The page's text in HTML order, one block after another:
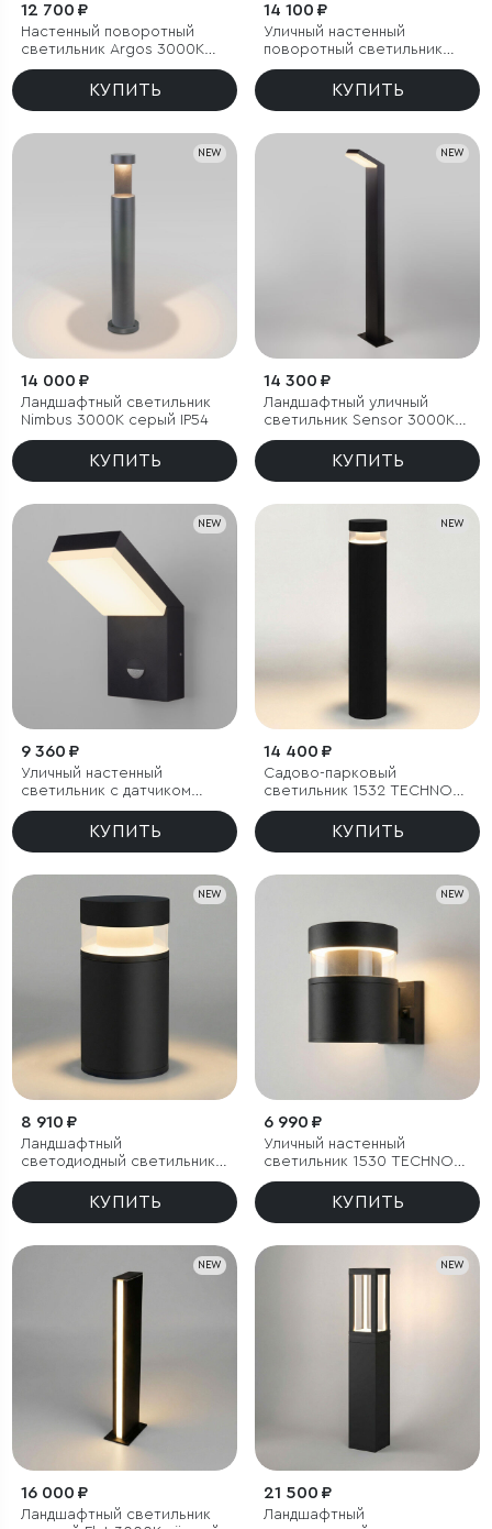
12 700 ₽
Настенный поворотный
светильник Argos 3000K
черный IP54
КУПИТЬ
14 100 ₽
Уличный настенный
поворотный светильник
Argos 3000K черный
КУПИТЬ
NEW
14 000 ₽
Ландшафтный светильник
Nimbus 3000K cерый IP54
КУПИТЬ
NEW
14 300 ₽
Ландшафтный уличный
светильник Sensor 3000K
Чёрный IP54
КУПИТЬ
NEW
9 360 ₽
Уличный настенный
светильник с датчиком
движения Sensor 3000K
КУПИТЬ
NEW
14 400 ₽
Садово-парковый
светильник 1532 TECHNO
LED 3000K чёрный
КУПИТЬ
NEW
8 910 ₽
Ландшафтный
светодиодный светильник
1531 TECHNO LED 3000K
КУПИТЬ
NEW
6 990 ₽
Уличный настенный
светильник 1530 TECHNO
LED 3000K чёрный
КУПИТЬ
NEW
16 000 ₽
Ландшафтный светильник
NEW
21 500 ₽
Ландшафтный